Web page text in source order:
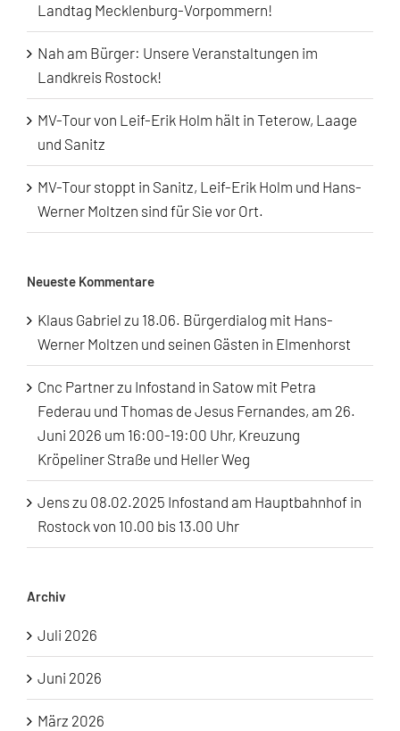
Landtag Mecklenburg-Vorpommern!
Nah am Bürger: Unsere Veranstaltungen im
Landkreis Rostock!
MV-Tour von Leif-Erik Holm hält in Teterow, Laage
und Sanitz
MV-Tour stoppt in Sanitz, Leif-Erik Holm und Hans-
Werner Moltzen sind für Sie vor Ort.
Neueste Kommentare
Klaus Gabriel zu 18.06. Bürgerdialog mit Hans-
Werner Moltzen und seinen Gästen in Elmenhorst
Cnc Partnerzu Infostand in Satow mit Petra
Federau und Thomas de Jesus Fernandes, am 26.
Juni 2026 um 16:00-19:00 Uhr, Kreuzung
Kröpeliner Straße und Heller Weg
Jenszu 08.02.2025 Infostand am Hauptbahnhof in
Rostock von 10.00 bis 13.00 Uhr
Archiv
Juli 2026
Juni 2026
März 2026